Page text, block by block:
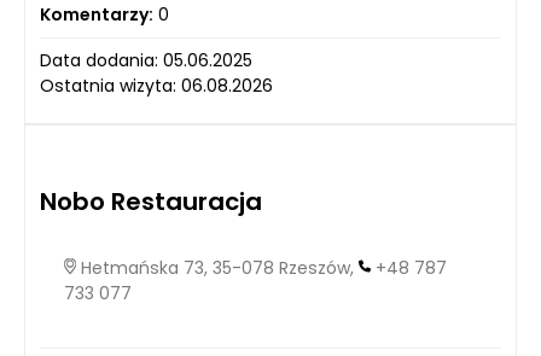
Komentarzy: 0
Data dodania: 05.06.2025
Ostatnia wizyta: 06.08.2026
Nobo Restauracja
Hetmańska 73, 35-078 Rzeszów,
+48 787
733 077